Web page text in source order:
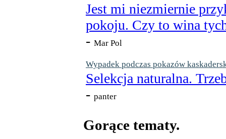
Jest mi niezmiernie
pokoju. Czy to wina
- Mar Pol
Wypadek podczas pokazów
Selekcja naturalna.
- panter
Gorące tematy.